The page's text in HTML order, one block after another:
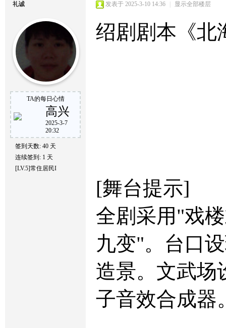
礼诚
TA的每日心情
高兴
2025-3-7
20:32
签到天数: 40 天
连续签到: 1 天
[LV.5]常住居民I
发表于 2025-3-10 14:36 显示全部楼层
绍剧剧本《北
[舞台提示]
全剧采用"戏
九变"。台口
造景。文武场
子音效合成器